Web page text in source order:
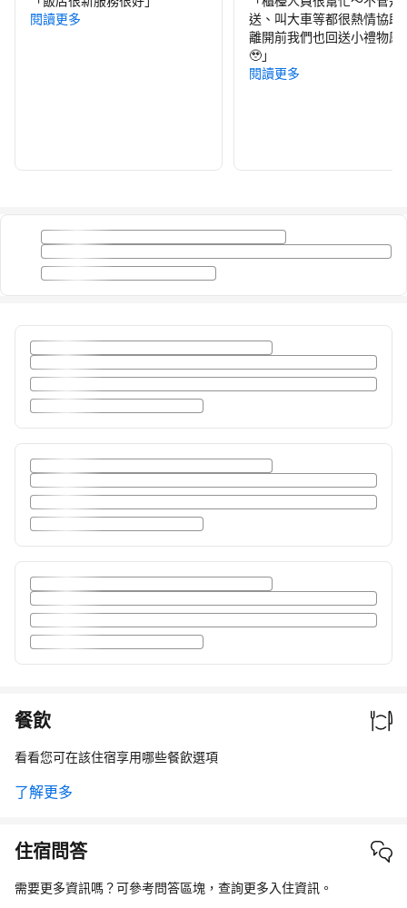
閱讀更多
送、叫大車等都很熱情協助
離開前我們也回送小禮物感
🥹」
閱讀更多
餐飲
看看您可在該住宿享用哪些餐飲選項
了解更多
住宿問答
需要更多資訊嗎？可參考問答區塊，查詢更多入住資訊。